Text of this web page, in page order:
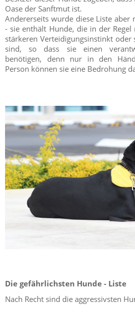
Oase der Sanftmut ist.
Andererseits wurde diese Liste
- sie enthält Hunde, die in der
stärkeren Verteidigungsinstinkt
sind, so dass sie einen
benötigen, denn nur in den
Person können sie eine Bedrohung
Die gefährlichsten Hunde - Liste
Nach Recht sind die aggressivsten